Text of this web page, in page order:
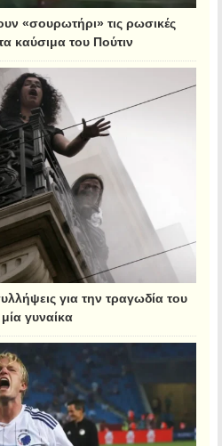
«σουρωτήρι» τις ρωσικές
καύσιμα του Πούτιν
για την τραγωδία του
γυναίκα